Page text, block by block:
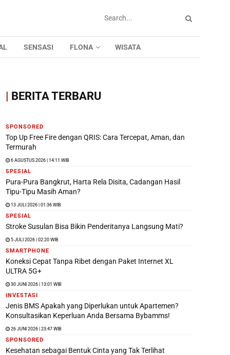
SENSASI FLONA WISATA
| BERITA TERBARU
SPONSORED
Top Up Free Fire dengan QRIS: Cara Tercepat, Aman, dan
Termurah
6 AGUSTUS 2026 | 14:11 WIB
SPESIAL
Pura-Pura Bangkrut, Harta Rela Disita, Cadangan Hasil
Tipu-Tipu Masih Aman?
13 JULI 2026 | 01:36 WIB
SPESIAL
Stroke Susulan Bisa Bikin Penderitanya Langsung Mati?
5 JULI 2026 | 02:20 WIB
SMARTPHONE
Koneksi Cepat Tanpa Ribet dengan Paket Internet XL
ULTRA 5G+
30 JUNI 2026 | 13:01 WIB
INVESTASI
Jenis BMS Apakah yang Diperlukan untuk Apartemen?
Konsultasikan Keperluan Anda Bersama Bybamms!
26 JUNI 2026 | 23:47 WIB
SPONSORED
Kesehatan sebagai Bentuk Cinta yang Tak Terlihat